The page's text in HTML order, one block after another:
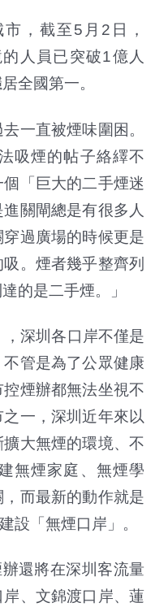
，截至5月2日，
人員已突破1億人
全國第一。
一直被煙味圍困。
吸煙的帖子絡繹不
「巨大的二手煙迷
關閘總是有很多人
過廣場的時候更是
。煙者幾乎整齊列
的是二手煙。」
深圳各口岸不僅是
管是為了公眾健康
煙辦都無法坐視不
一，深圳近年來以
擴大無煙的環境、不
無煙家庭、無煙學
而最新的動作就是
設「無煙口岸」。
還將在深圳客流量
、文錦渡口岸、蓮